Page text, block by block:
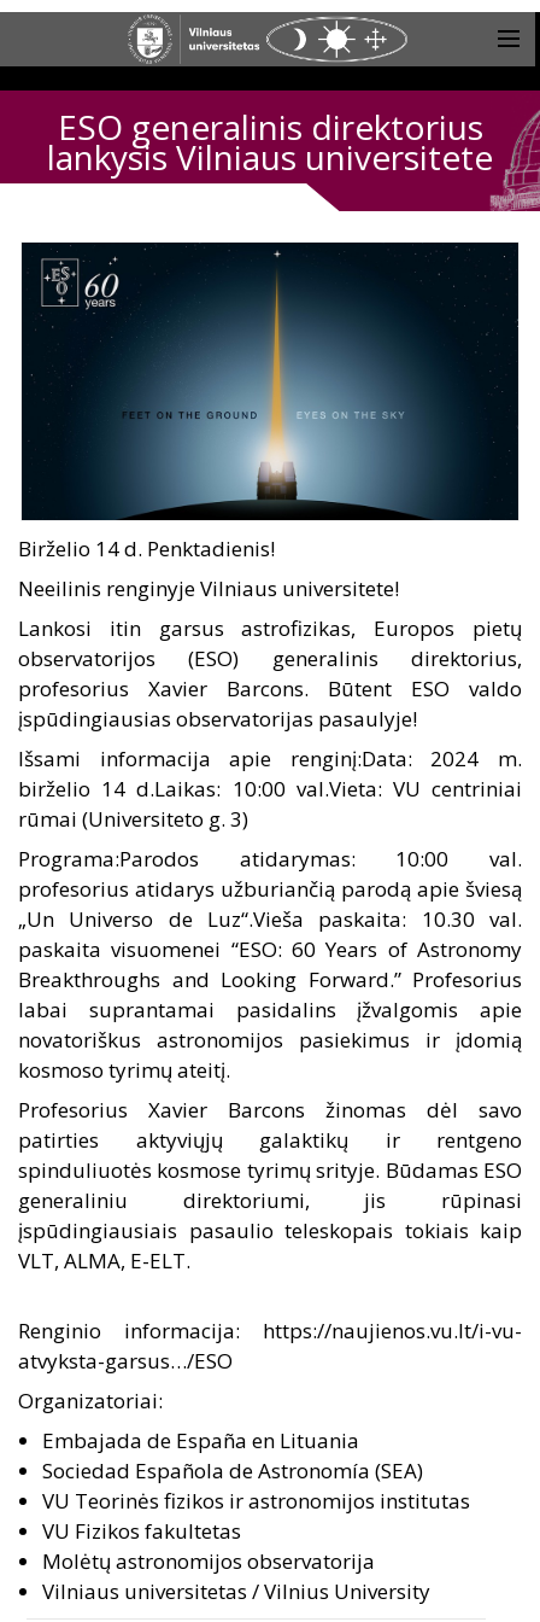
ESO generalinis direktorius
lankysis Vilniaus universitete
Birželio 14 d. Penktadienis!
Neeilinis renginyje Vilniaus universitete!
Lankosi itin garsus astrofizikas, Europos pietų
observatorijos (ESO) generalinis direktorius,
profesorius Xavier Barcons. Būtent ESO valdo
įspūdingiausias observatorijas pasaulyje!
Išsami informacija apie renginį:Data: 2024 m.
birželio 14 d.Laikas: 10:00 val.Vieta: VU centriniai
rūmai (Universiteto g. 3)
Programa:Parodos atidarymas: 10:00 val.
profesorius atidarys užburiančią parodą apie šviesą
„Un Universo de Luz“.Vieša paskaita: 10.30 val.
paskaita visuomenei “ESO: 60 Years of Astronomy
Breakthroughs and Looking Forward.” Profesorius
labai suprantamai pasidalins įžvalgomis apie
novatoriškus astronomijos pasiekimus ir įdomią
kosmoso tyrimų ateitį.
Profesorius Xavier Barcons žinomas dėl savo
patirties aktyviųjų galaktikų ir rentgeno
spinduliuotės kosmose tyrimų srityje. Būdamas ESO
generaliniu direktoriumi, jis rūpinasi
įspūdingiausiais pasaulio teleskopais tokiais kaip
VLT, ALMA, E-ELT.
Renginio informacija: https://naujienos.vu.lt/i-vu-
atvyksta-garsus…/ESO
Organizatoriai:
Embajada de España en Lituania
Sociedad Española de Astronomía (SEA)
VU Teorinės fizikos ir astronomijos institutas
VU Fizikos fakultetas
Molėtų astronomijos observatorija
Vilniaus universitetas / Vilnius University